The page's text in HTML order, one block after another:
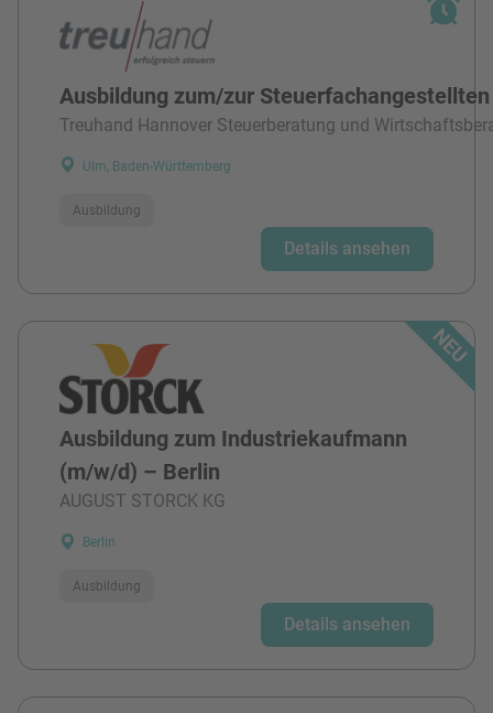
Ausbildung zum/zur
Treuhand Hannover Steuerberatung und
Ulm, Baden-Württemberg
Ausbildung
Details ansehen
Ausbildung zum Industriekaufmann
(m/w/d) – Berlin
AUGUST STORCK KG
Berlin
Ausbildung
Details ansehen